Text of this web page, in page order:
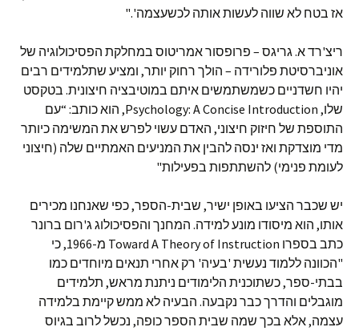
אז בטח לא שווה לעשות אותה לכשעצמה'."
ריצ'רד א. גריגס – פרופסור אמריטוס במחלקת הפסיכולוגיה של
אוניברסיטת פלורידה – הולך רחוק יותר, ומציע שתלמידים רבים
יהיו חשדניים כשמשתמשים איתם במוטיבציה חיצונית. בטקסט
שלו, Psychology: A Concise Introduction, הוא כותב: “עם
התוספת של חיזוק חיצוני, האדם עשוי לפרש את המשימה כיותר
מדי מוצדקת ואז ינסה להבין את המניעים האמתיים שלה (חיצוני
לעומת פנימי) להשתתפות בפעילות"
יש שכבר הציעו באופן ישיר, שבית-הספר, כפי שאנחנו מכירים
אותו, הוא מיסודו מונע למידה. המחנך והפסיכולוג ג'רום ברונר
כתב בספרו Toward A Theory of Instruction מ-1966, כי
"הכוונה ללמוד נעשית 'בעיה' רק אחרי תנאים מיוחדים כמו
בבתי-ספר, כשתוכנית הלימודים ניתנת מראש, תלמידים
מוגבלים והדרך כבר נקבעה. הבעיה לא ממש קיימת בלמידה
עצמה, אלא בכך שמה שבית הספר כופה, נכשל לרוב בגיוס